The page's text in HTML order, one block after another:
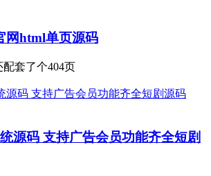
网html单页源码
套了个404页
源码 支持广告会员功能齐全短剧